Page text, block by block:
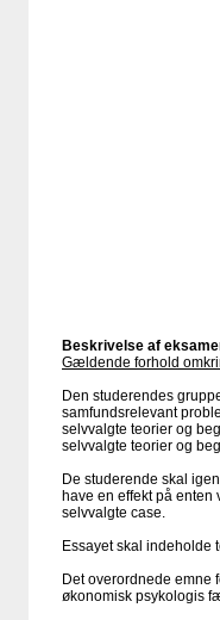
Beskrivelse af
Gældende forhold
Den studerendes
samfundsrelevant
selvvalgte teorier og
selvvalgte teorier og
De studerende skal
have en effekt på
selvvalgte case.
Essayet skal indeholde
Det overordnede emne
økonomisk psykologis